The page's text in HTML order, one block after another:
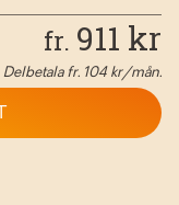
fr. 911 kr
Delbetala fr. 104kr/mån.